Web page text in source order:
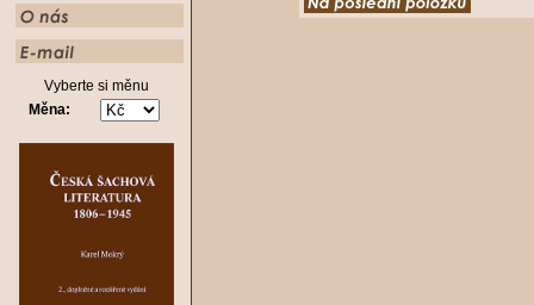
Vyberte si měnu
Měna: